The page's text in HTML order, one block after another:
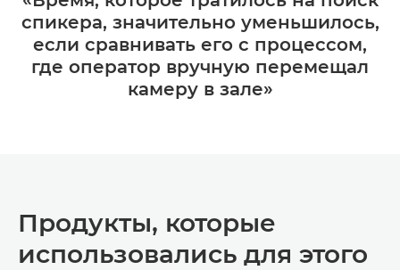
спикера, значительно уменьшилось,
если сравнивать его с процессом,
где оператор вручную перемещал
камеру в зале»
Продукты, которые
использовались для этого